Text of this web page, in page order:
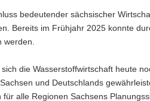
bedeutender sächsischer
Bereits im Frühjahr 2025 konnte
die Wasserstoffwirtschaft heute
und Deutschlands
alle Regionen Sachsens